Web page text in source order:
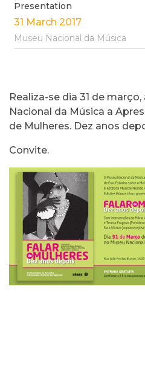
Realiza-se dia 31 de
Nacional da Música a
de Mulheres. Dez anos
Convite.
Presentation
31 March 2017
Museu Nacional da Música